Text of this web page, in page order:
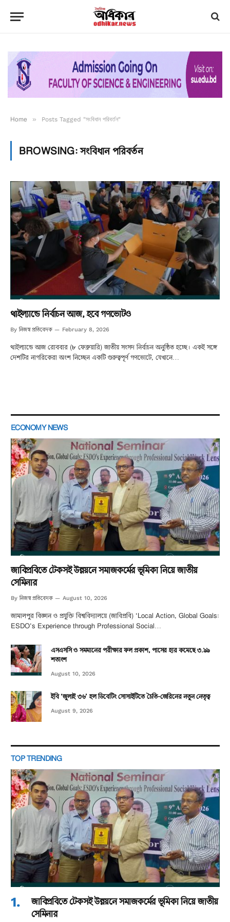
Home » Posts Tagged "সংবিধান পরিবর্তন"
BROWSING:সংবিধান পরিবর্তন
থাইল্যান্ডে নির্বাচন আজ, হবে গণভোটও
By নিজস্ব প্রতিবেদক February 8, 2026
থাইল্যান্ডে আজ রোববার (৮ ফেব্রুয়ারি) জাতীয় সংসদ নির্বাচন অনুষ্ঠিত হচ্ছে। একই সঙ্গে
দেশটির নাগরিকেরা অংশ নিচ্ছেন একটি গুরুত্বপূর্ণ গণভোটে, যেখানে…
ECONOMY NEWS
জাবিপ্রবিতে টেকসই উন্নয়নে সমাজকর্মের ভূমিকা নিয়ে জাতীয়
সেমিনার
By নিজস্ব প্রতিবেদক August 10, 2026
জামালপুর বিজ্ঞান ও প্রযুক্তি বিশ্ববিদ্যালয়ে (জাবিপ্রবি) ‘Local Action, Global Goals:
ESDO’s Experience through Professional Social…
এসএসসি ও সমমানের পরীক্ষার ফল প্রকাশ, পাসের হার কমেছে ৩.৯৯
শতাংশ
August 10, 2026
ইবি ‘জুলাই ৩৬’ হল ডিবেটিং সোসাইটিতে চৈতি-জেরিনের নতুন নেতৃত্ব
August 9, 2026
TOP TRENDING
জাবিপ্রবিতে টেকসই উন্নয়নে সমাজকর্মের ভূমিকা নিয়ে জাতীয়
সেমিনার